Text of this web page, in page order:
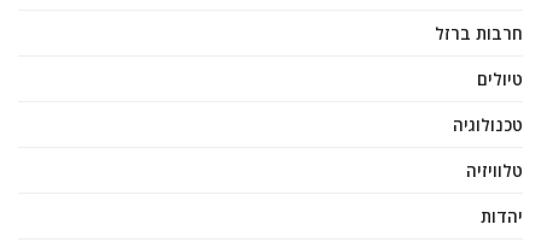
חרבות ברזל
טיולים
טכנולוגיה
טלוויזיה
יהדות